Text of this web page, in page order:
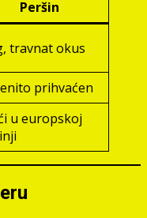
Peršin
travnat okus
prihvaćen
u europskoj